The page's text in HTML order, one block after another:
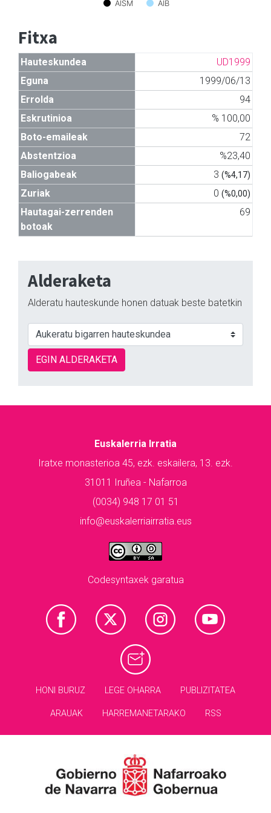
AISM AIB
Fitxa
Hauteskundea
UD1999
Eguna
1999/06/13
Errolda
94
Eskrutinioa
% 100,00
Boto-emaileak
72
Abstentzioa
%23,40
Baliogabeak
3 (%4,17)
Zuriak 0 (%0,00)
Hautagai-zerrenden
botoak
69
Alderaketa
Alderatu hauteskunde honen datuak beste batetkin
EGIN ALDERAKETA
Euskalerria Irratia
Iratxe monasterioa 45, ezk. eskailera, 13. ezk.
31011 Iruñea - Nafarroa
(0034) 948 17 01 51
info@euskalerriairratia.eus
Codesyntaxek garatua
HONI BURUZ LEGE OHARRA PUBLIZITATEA
ARAUAK HARREMANETARAKO RSS